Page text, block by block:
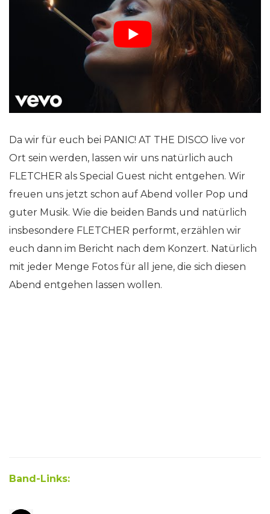
Da wir für euch bei PANIC! AT THE DISCO live vor
Ort sein werden, lassen wir uns natürlich auch
FLETCHER als Special Guest nicht entgehen. Wir
freuen uns jetzt schon auf Abend voller Pop und
guter Musik. Wie die beiden Bands und natürlich
insbesondere FLETCHER performt, erzählen wir
euch dann im Bericht nach dem Konzert. Natürlich
mit jeder Menge Fotos für all jene, die sich diesen
Abend entgehen lassen wollen.
Band-Links: